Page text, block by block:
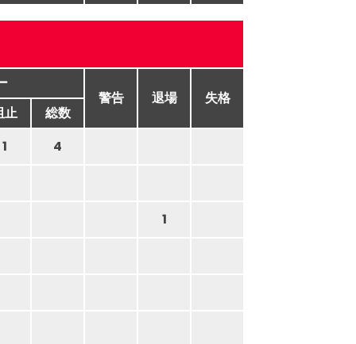
警告
退場
失格
止
総数
1
4
1